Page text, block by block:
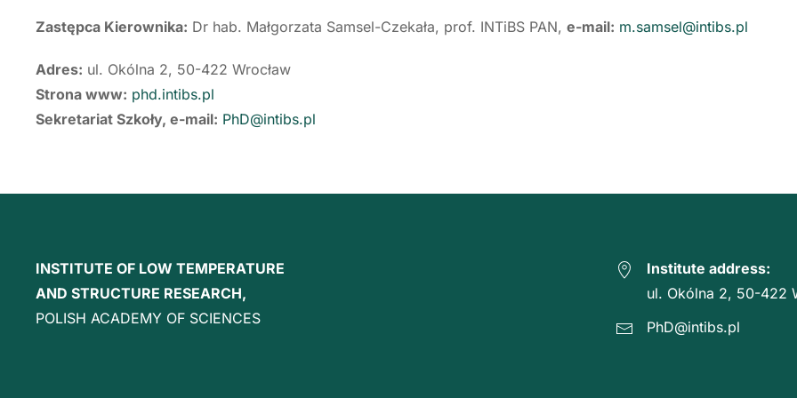
Zastępca Kierownika: Dr hab. Małgorzata Samsel-Czekała, prof. INTiBS PAN, e-mail: m.samsel@intibs.pl
Adres: ul. Okólna 2, 50-422 Wrocław
Strona www: phd.intibs.pl
Sekretariat Szkoły, e-mail: PhD@intibs.pl
INSTITUTE OF LOW TEMPERATURE
AND STRUCTURE RESEARCH,
POLISH ACADEMY OF SCIENCES
Institute address:
ul. Okólna 2, 50-422
PhD@intibs.pl